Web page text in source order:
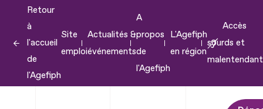
contenu
Retour
à
l'accueil
de
l'Agefiph
Site
emploi
Actualités &
événements
A
propos
de
l'Agefiph
L'Agefiph
en région
Accès
sourds et